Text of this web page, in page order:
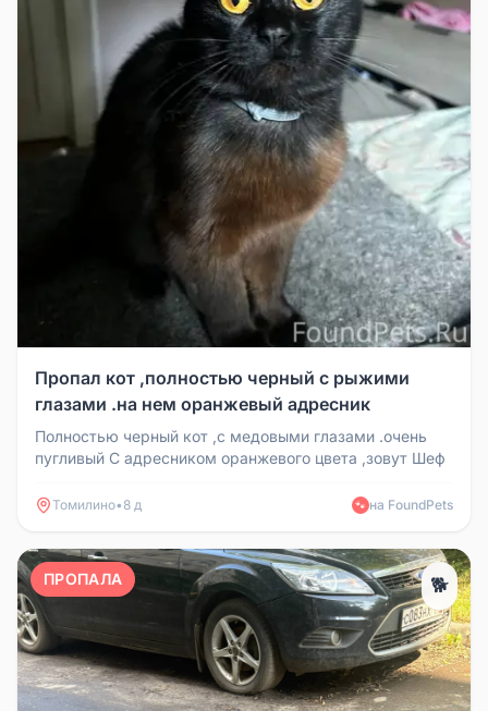
Пропал кот ,полностью черный с рыжими
глазами .на нем оранжевый адресник
Полностью черный кот ,с медовыми глазами .очень
пугливый С адресником оранжевого цвета ,зовут Шеф
Томилино• 8 д 🐾 на FoundPets
ПРОПАЛА 🐕